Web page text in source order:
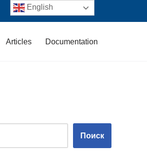
Articles Documentation
Поиск
English